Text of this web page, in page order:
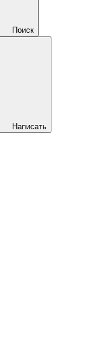
Поиск
Написать